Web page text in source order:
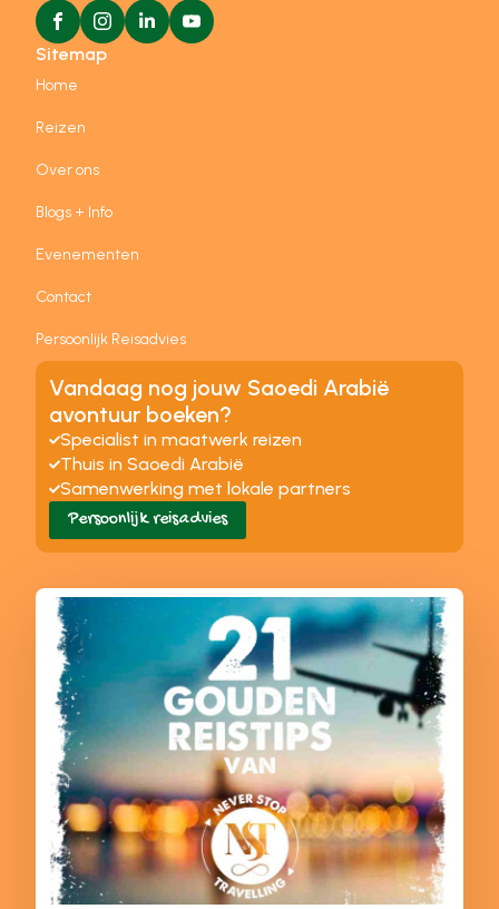
Sitemap
Home
Reizen
Over ons
Blogs + Info
Evenementen
Contact
Persoonlijk Reisadvies
Vandaag nog jouw Saoedi Arabië
avontuur boeken?
Specialist in maatwerk reizen
Thuis in Saoedi Arabië
Samenwerking met lokale partners
Persoonlijk reisadvies